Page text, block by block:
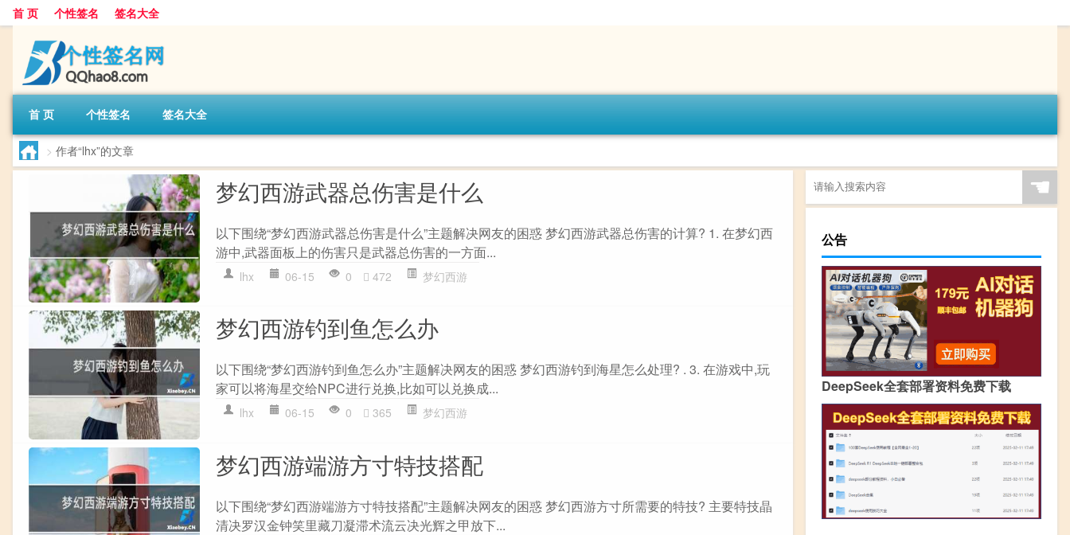
首 页 个性签名 签名大全
首 页 个性签名 签名大全
> 作者“lhx”的文章
梦幻西游武器总伤害是什么
以下围绕“梦幻西游武器总伤害是什么”主题解决网友的困惑 梦幻西游武器总伤害的计算? 1. 在梦幻西
游中,武器面板上的伤害只是武器总伤害的一方面...
lhx 06-15 0 472 梦幻西游
梦幻西游钓到鱼怎么办
以下围绕“梦幻西游钓到鱼怎么办”主题解决网友的困惑 梦幻西游钓到海星怎么处理? . 3. 在游戏中,玩
家可以将海星交给NPC进行兑换,比如可以兑换成...
lhx 06-15 0 365 梦幻西游
梦幻西游端游方寸特技搭配
以下围绕“梦幻西游端游方寸特技搭配”主题解决网友的困惑 梦幻西游方寸所需要的特技? 主要特技晶
清决罗汉金钟笑里藏刀凝滞术流云决光辉之甲放下...
☚
公告
DeepSeek全套部署资料免费下载